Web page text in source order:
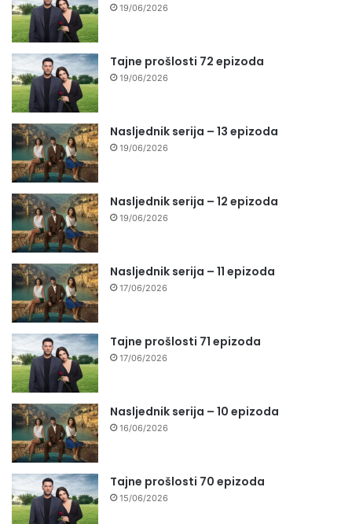
19/06/2026
Tajne prošlosti 72 epizoda
19/06/2026
Nasljednik serija – 13 epizoda
19/06/2026
Nasljednik serija – 12 epizoda
19/06/2026
Nasljednik serija – 11 epizoda
17/06/2026
Tajne prošlosti 71 epizoda
17/06/2026
Nasljednik serija – 10 epizoda
16/06/2026
Tajne prošlosti 70 epizoda
15/06/2026